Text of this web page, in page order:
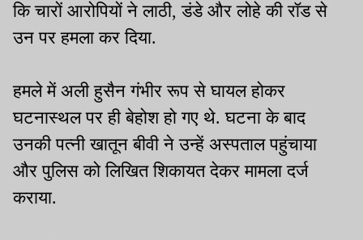
कि चारों आरोपियों ने लाठी, डंडे और लोहे की रॉड से
उन पर हमला कर दिया.
हमले में अली हुसैन गंभीर रूप से घायल होकर
घटनास्थल पर ही बेहोश हो गए थे. घटना के बाद
उनकी पत्नी खातून बीवी ने उन्हें अस्पताल पहुंचाया
और पुलिस को लिखित शिकायत देकर मामला दर्ज
कराया.